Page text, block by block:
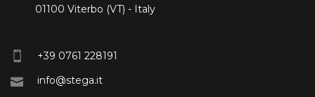
01100 Viterbo (VT) - Italy
+39 0761 228191
info@stega.it